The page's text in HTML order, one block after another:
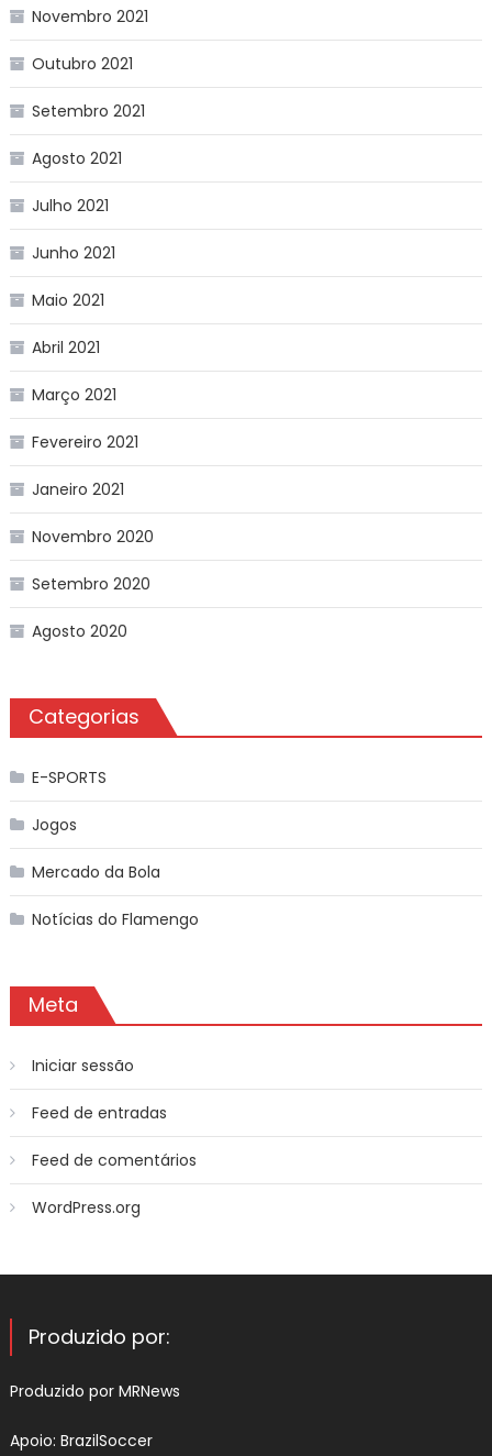
Novembro 2021
Outubro 2021
Setembro 2021
Agosto 2021
Julho 2021
Junho 2021
Maio 2021
Abril 2021
Março 2021
Fevereiro 2021
Janeiro 2021
Novembro 2020
Setembro 2020
Agosto 2020
Categorias
E-SPORTS
Jogos
Mercado da Bola
Notícias do Flamengo
Meta
Iniciar sessão
Feed de entradas
Feed de comentários
WordPress.org
Produzido por:
Produzido por MRNews
Apoio: BrazilSoccer